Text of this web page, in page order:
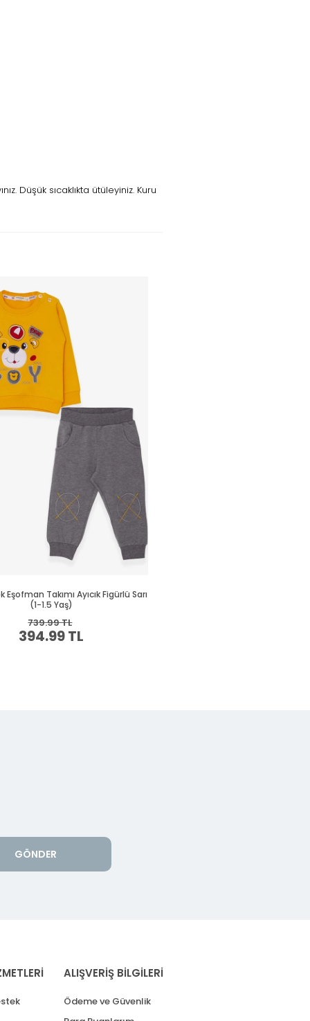
Düşük sıcaklıkta ütüleyiniz. Kuru
GÖNDER
ALIŞVERİŞ BİLGİLERİ
Ödeme ve Güvenlik